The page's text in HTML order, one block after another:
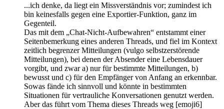
...ich denke, da liegt ein Missverständnis vor; zumindest ich
bin keinesfalls gegen eine Exportier-Funktion, ganz im
Gegenteil.
Das mit dem „Chat-Nicht-Aufbewahren“ entstammt einer
Seitenbemerkung eines anderen Threads, und fiel im Kontext
zeitlich begrenzer Mitteilungen (vulgo selbstzerstörende
Mitteilungen), bei denen der Absender eine Lebensdauer
vorgibt, und zwar a) nur für bestimmte Mitteilungen, b)
bewusst und c) für den Empfänger von Anfang an erkennbar.
Sowas fände ich sinnvoll und könnte in bestimmten
Situationen für vertrauliche Konversationen genutzt werden.
Aber das führt vom Thema dieses Threads weg [emoji6]